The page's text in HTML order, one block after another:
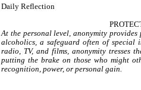
Daily Reflection
At the personal level, anonymity
alcoholics, a safeguard often of special
radio, TV, and films, anonymity tresses
putting the brake on those who might
recognition, power, or personal gain.